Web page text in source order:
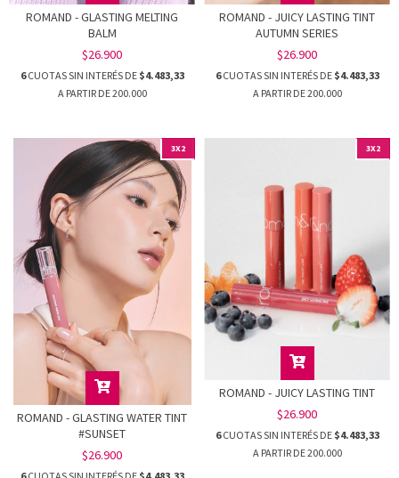
ROMAND - GLASTING MELTING
BALM
$26.900
6CUOTAS SIN INTERÉS DE $4.483,33
ROMAND - JUICY LASTING TINT
AUTUMN SERIES
$26.900
6CUOTAS SIN INTERÉS DE $4.483,33
3X2
ROMAND - GLASTING WATER TINT
#SUNSET
$26.900
3X2
ROMAND - JUICY LASTING TINT
$26.900
6CUOTAS SIN INTERÉS DE $4.483,33